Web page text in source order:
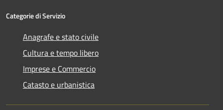
Categorie di Servizio
Anagrafe e stato civile
Cultura e tempo libero
Imprese e Commercio
Catasto e urbanistica